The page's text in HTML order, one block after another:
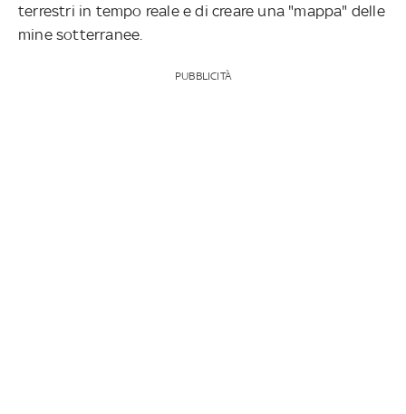
terrestri in tempo reale e di creare una "mappa" delle
mine sotterranee.
PUBBLICITÀ